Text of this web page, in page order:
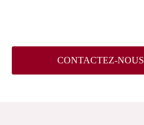
CONTACTEZ-NOUS